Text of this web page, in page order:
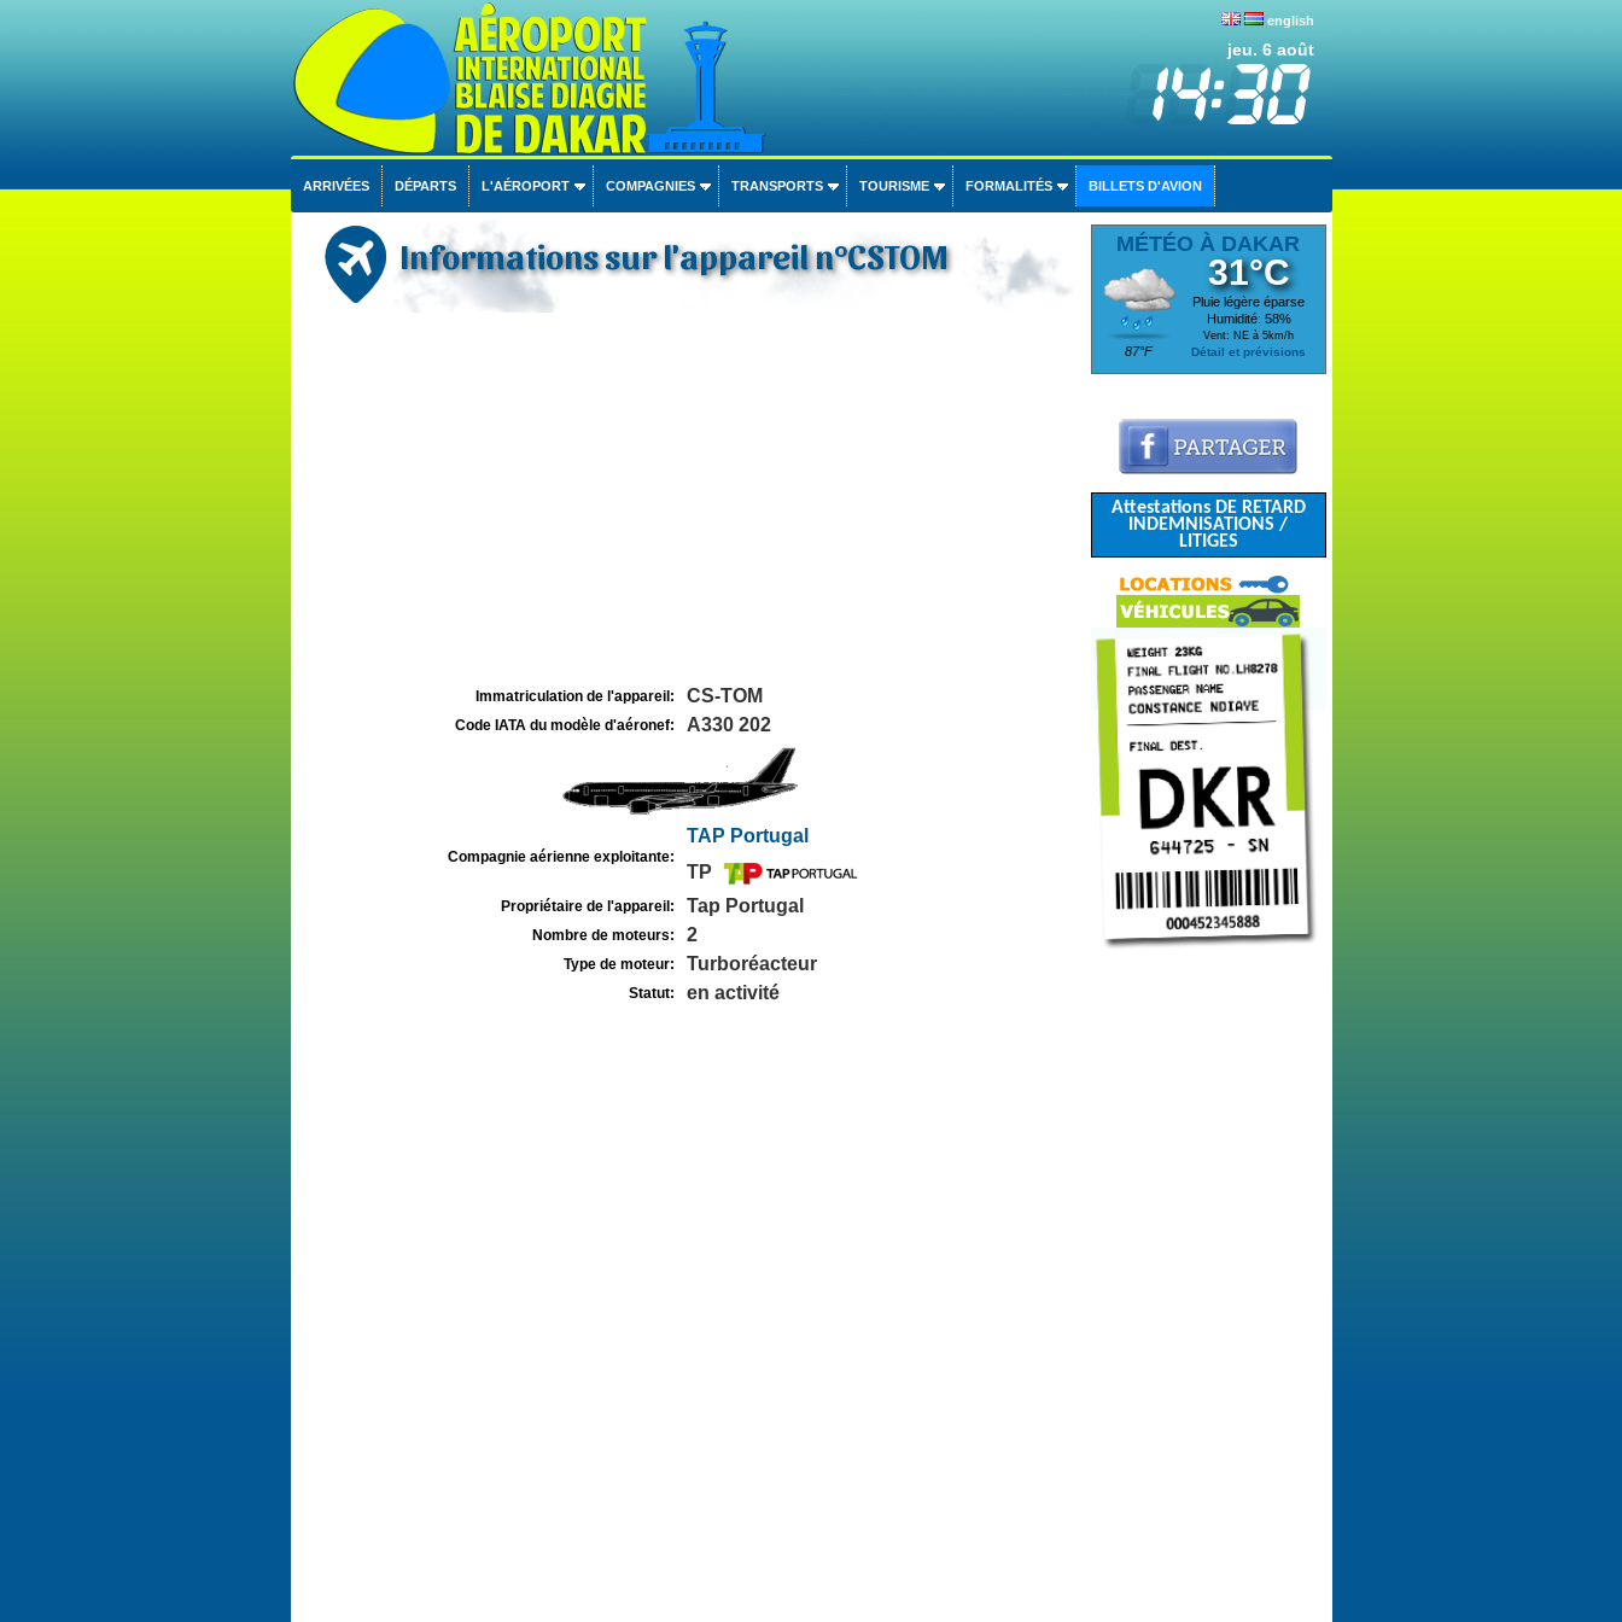
english
jeu. 6 août
ARRIVÉES DÉPARTS L'AÉROPORT COMPAGNIES TRANSPORTS TOURISME FORMALITÉS BILLETS D'AVION
Informations sur l'appareil n°CSTOM
Immatriculation de l'appareil: CS-TOM
Code IATA du modèle d'aéronef: A330 202
Compagnie aérienne exploitante:
TAP Portugal
TP
Propriétaire de l'appareil: Tap Portugal
Nombre de moteurs: 2
Type de moteur: Turboréacteur
Statut: en activité
MÉTÉO À DAKAR
87°F
31°C
Pluie légère éparse
Humidité: 58%
Vent: NE à 5km/h
Détail et prévisions
Attestations DE RETARD
INDEMNISATIONS /
LITIGES